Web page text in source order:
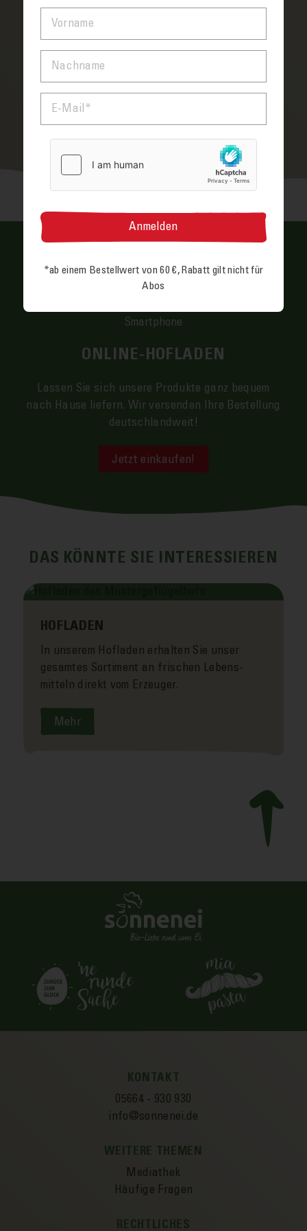
Warum gibt es braune und weiße Eier?
Wie viel Protein hat ein Ei?
ONLINE-HOFLADEN
Lassen Sie sich unsere Produkte ganz bequem
nach Hause liefern. Wir versenden Ihre Bestellung
deutschland­weit!
Jetzt einkaufen!
DAS KÖNNTE SIE INTERESSIEREN
HOFLADEN
In unserem Hof­laden erhalten Sie unser
gesamtes Sortiment an frischen Lebens­
mitteln direkt vom Erzeuger.
Mehr
KONTAKT
05664 - 930 930
info@sonnenei.de
WEITERE THEMEN
Mediathek
Häufige Fragen
RECHTLICHES
*ab einem Bestell­wert von 60 €, Rabatt gilt nicht für
Abos